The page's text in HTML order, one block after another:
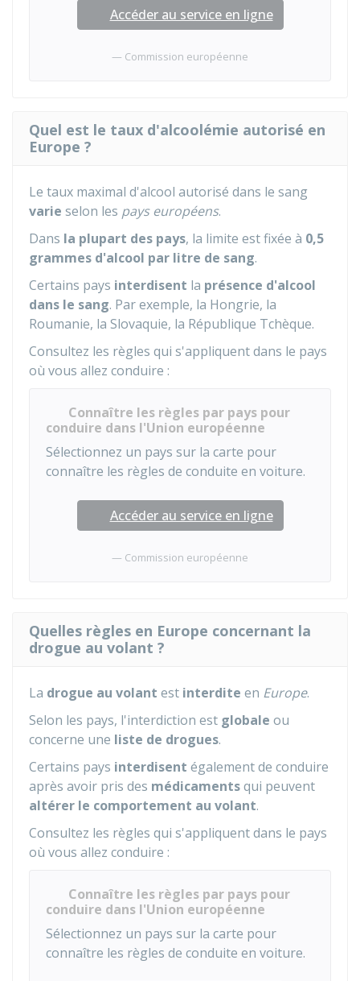
Accéder au service en ligne
Commission européenne
Quel est le taux d'alcoolémie autorisé en
Europe ?
Le taux maximal d'alcool autorisé dans le sang
varie selon les pays européens.
Dans la plupart des pays, la limite est fixée à 0,5
grammes d'alcool par litre de sang.
Certains pays interdisent la présence d'alcool
dans le sang. Par exemple, la Hongrie, la
Roumanie, la Slovaquie, la République Tchèque.
Consultez les règles qui s'appliquent dans le pays
où vous allez conduire :
Connaître les règles par pays pour
conduire dans l'Union européenne
Sélectionnez un pays sur la carte pour
connaître les règles de conduite en voiture.
Accéder au service en ligne
Commission européenne
Quelles règles en Europe concernant la
drogue au volant ?
La drogue au volant est interdite en Europe.
Selon les pays, l'interdiction est globale ou
concerne une liste de drogues.
Certains pays interdisent également de conduire
après avoir pris des médicamentsqui peuvent
altérer le comportement au volant.
Consultez les règles qui s'appliquent dans le pays
où vous allez conduire :
Connaître les règles par pays pour
conduire dans l'Union européenne
Sélectionnez un pays sur la carte pour
connaître les règles de conduite en voiture.